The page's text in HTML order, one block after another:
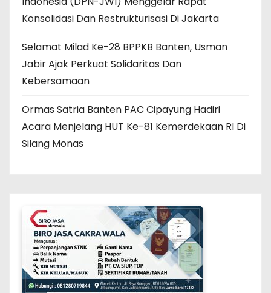
Konsolidasi Dan Restrukturisasi Di Jakarta
Selamat Milad Ke-28 BPPKB Banten, Usman
Jabir Ajak Perkuat Solidaritas Dan
Kebersamaan
Ormas Satria Banten PAC Cipayung Hadiri
Acara Menjelang HUT Ke-81 Kemerdekaan RI Di
Silang Monas